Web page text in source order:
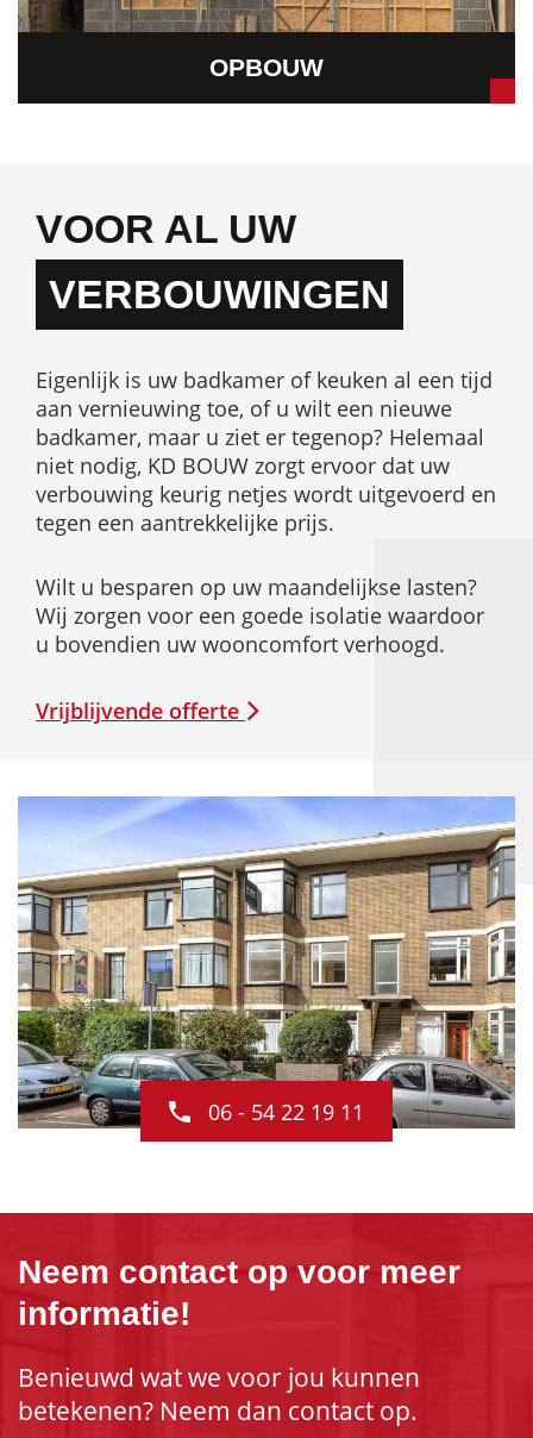
OPBOUW
VOOR AL UW
VERBOUWINGEN
Eigenlijk is uw badkamer of keuken al een tijd
aan vernieuwing toe, of u wilt een nieuwe
badkamer, maar u ziet er tegenop? Helemaal
niet nodig, KD BOUW zorgt ervoor dat uw
verbouwing keurig netjes wordt uitgevoerd en
tegen een aantrekkelijke prijs.
Wilt u besparen op uw maandelijkse lasten?
Wij zorgen voor een goede isolatie waardoor
u bovendien uw wooncomfort verhoogd.
Vrijblijvende offerte
06 - 54 22 19 11
Neem contact op voor meer
informatie!
Benieuwd wat we voor jou kunnen
betekenen? Neem dan contact op.